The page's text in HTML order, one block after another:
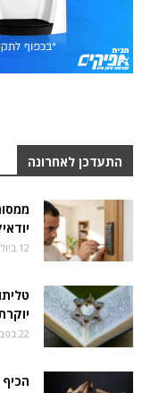
התעדכן לאחרונה
12 ביולי 2026
22 בפברואר 2026